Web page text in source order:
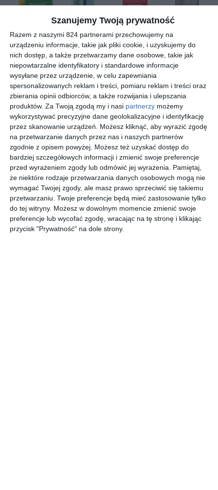
Szanujemy Twoją prywatność
Razem z naszymi 824 partnerami przechowujemy na
urządzeniu informacje, takie jak pliki cookie, i uzyskujemy do
nich dostęp, a także przetwarzamy dane osobowe, takie jak
niepowtarzalne identyfikatory i standardowe informacje
wysyłane przez urządzenie, w celu zapewniania
spersonalizowanych reklam i treści, pomiaru reklam i treści oraz
zbierania opinii odbiorców, a także rozwijania i ulepszania
produktów. Za Twoją zgodą my i nasi partnerzy możemy
wykorzystywać precyzyjne dane geolokalizacyjne i identyfikację
przez skanowanie urządzeń. Możesz kliknąć, aby wyrazić zgodę
na przetwarzanie danych przez nas i naszych partnerów
zgodnie z opisem powyżej. Możesz też uzyskać dostęp do
bardziej szczegółowych informacji i zmienić swoje preferencje
przed wyrażeniem zgody lub odmówić jej wyrażenia. Pamiętaj,
że niektóre rodzaje przetwarzania danych osobowych mogą nie
wymagać Twojej zgody, ale masz prawo sprzeciwić się takiemu
przetwarzaniu. Twoje preferencje będą mieć zastosowanie tylko
do tej witryny. Możesz w dowolnym momencie zmienić swoje
preferencje lub wycofać zgodę, wracając na tę stronę i klikając
przycisk "Prywatność" na dole strony.
nowość
Śląszczyk
i
Agnieszka
Głębicka
Czytać,
dużo
czytać
Ryszard
Koziołek
Chronolo
gia wody
Lidia
Yuknavitch
Dadzieja
Anna Jadowska
[ książka, audiobook,
Król
Warmii i
Saturna
Joanna
Wilengowska
[ książka, audiobook,
e-book ]
Trylogia
kopenhas
ka
Tove Ditlevsen
[ książka, audiobook,
e-book ]
Monolok
Paweł Sołtys
[ książka, audiobook,
Sny o
pociągac
h
Denis Johnson